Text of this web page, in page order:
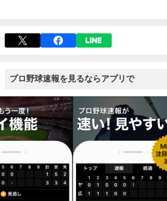
プロ野球速報を見るならアプリで